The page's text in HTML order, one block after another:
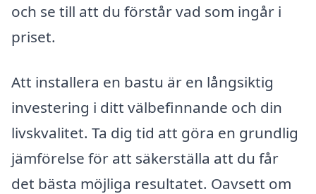
och se till att du förstår vad som ingår i
priset.
Att installera en bastu är en långsiktig
investering i ditt välbefinnande och din
livskvalitet. Ta dig tid att göra en grundlig
jämförelse för att säkerställa att du får
det bästa möjliga resultatet. Oavsett om